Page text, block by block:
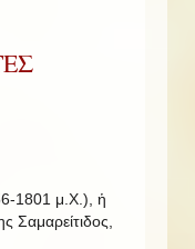
1801 μ.Χ.), ἡ
Σαμαρείτιδος,